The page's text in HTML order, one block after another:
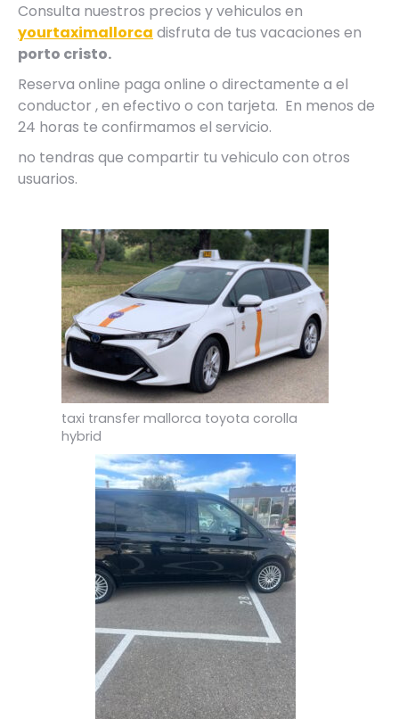
Consulta nuestros precios y vehiculos en
yourtaximallorca disfruta de tus vacaciones en
porto cristo.
Reserva online paga online o directamente a el
conductor , en efectivo o con tarjeta. En menos de
24 horas te confirmamos el servicio.
no tendras que compartir tu vehiculo con otros
usuarios.
taxi transfer mallorca toyota corolla
hybrid